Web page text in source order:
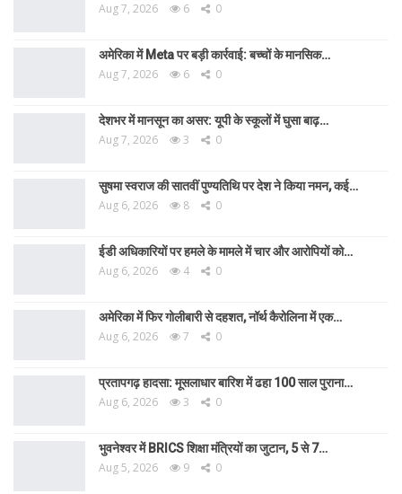
Aug 7, 2026 6 0
अमेरिका में Meta पर बड़ी कार्रवाई: बच्चों के मानसिक…
Aug 7, 2026 6 0
देशभर में मानसून का असर: यूपी के स्कूलों में घुसा बाढ़…
Aug 7, 2026 3 0
सुषमा स्वराज की सातवीं पुण्यतिथि पर देश ने किया नमन, कई…
Aug 6, 2026 8 0
ईडी अधिकारियों पर हमले के मामले में चार और आरोपियों को…
Aug 6, 2026 4 0
अमेरिका में फिर गोलीबारी से दहशत, नॉर्थ कैरोलिना में एक…
Aug 6, 2026 7 0
प्रतापगढ़ हादसा: मूसलाधार बारिश में ढहा 100 साल पुराना…
Aug 6, 2026 3 0
भुवनेश्वर में BRICS शिक्षा मंत्रियों का जुटान, 5 से 7…
Aug 5, 2026 9 0